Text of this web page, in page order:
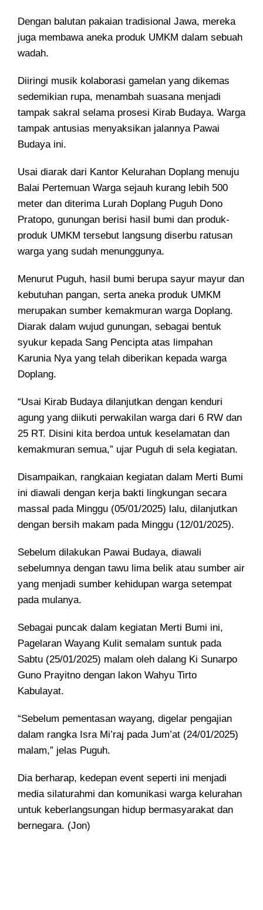
Dengan balutan pakaian tradisional Jawa, mereka
juga membawa aneka produk UMKM dalam sebuah
wadah.
Diiringi musik kolaborasi gamelan yang dikemas
sedemikian rupa, menambah suasana menjadi
tampak sakral selama prosesi Kirab Budaya. Warga
tampak antusias menyaksikan jalannya Pawai
Budaya ini.
Usai diarak dari Kantor Kelurahan Doplang menuju
Balai Pertemuan Warga sejauh kurang lebih 500
meter dan diterima Lurah Doplang Puguh Dono
Pratopo, gunungan berisi hasil bumi dan produk-
produk UMKM tersebut langsung diserbu ratusan
warga yang sudah menunggunya.
Menurut Puguh, hasil bumi berupa sayur mayur dan
kebutuhan pangan, serta aneka produk UMKM
merupakan sumber kemakmuran warga Doplang.
Diarak dalam wujud gunungan, sebagai bentuk
syukur kepada Sang Pencipta atas limpahan
Karunia Nya yang telah diberikan kepada warga
Doplang.
“Usai Kirab Budaya dilanjutkan dengan kenduri
agung yang diikuti perwakilan warga dari 6 RW dan
25 RT. Disini kita berdoa untuk keselamatan dan
kemakmuran semua,” ujar Puguh di sela kegiatan.
Disampaikan, rangkaian kegiatan dalam Merti Bumi
ini diawali dengan kerja bakti lingkungan secara
massal pada Minggu (05/01/2025) lalu, dilanjutkan
dengan bersih makam pada Minggu (12/01/2025).
Sebelum dilakukan Pawai Budaya, diawali
sebelumnya dengan tawu lima belik atau sumber air
yang menjadi sumber kehidupan warga setempat
pada mulanya.
Sebagai puncak dalam kegiatan Merti Bumi ini,
Pagelaran Wayang Kulit semalam suntuk pada
Sabtu (25/01/2025) malam oleh dalang Ki Sunarpo
Guno Prayitno dengan lakon Wahyu Tirto
Kabulayat.
“Sebelum pementasan wayang, digelar pengajian
dalam rangka Isra Mi’raj pada Jum’at (24/01/2025)
malam,” jelas Puguh.
Dia berharap, kedepan event seperti ini menjadi
media silaturahmi dan komunikasi warga kelurahan
untuk keberlangsungan hidup bermasyarakat dan
bernegara. (Jon)